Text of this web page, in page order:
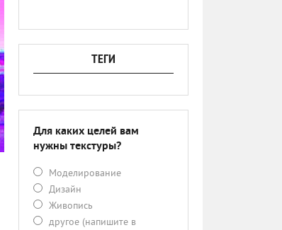
ТЕГИ
Для каких целей вам
нужны текстуры?
Моделирование
Дизайн
Живопись
другое (напишите в